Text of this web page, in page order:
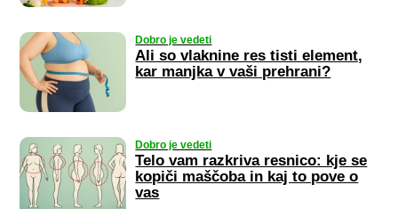
Dobro je vedeti
Ali so vlaknine res tisti element,
kar manjka v vaši prehrani?
Dobro je vedeti
Telo vam razkriva resnico: kje se
kopiči maščoba in kaj to pove o
vas